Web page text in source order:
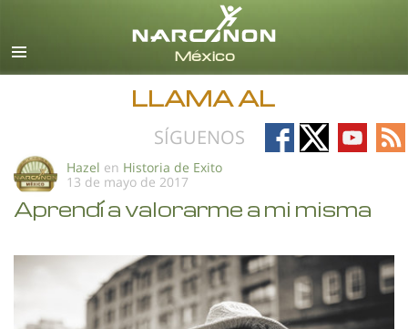
Español
Todas las Regiones/Idiomas
LLAMA AL
SÍGUENOS
Follow
on
Follow
on
Follow
on
on
Hazel en Historia de Exito
13 de mayo de 2017
Aprendí a valorarme a mi misma